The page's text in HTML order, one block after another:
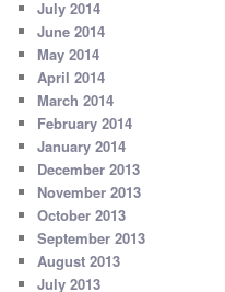
July 2014
June 2014
May 2014
April 2014
March 2014
February 2014
January 2014
December 2013
November 2013
October 2013
September 2013
August 2013
July 2013